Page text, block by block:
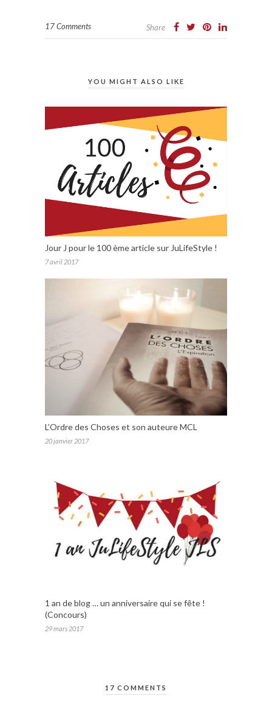
17 Comments Share
YOU MIGHT ALSO LIKE
Jour J pour le 100 ème article sur JuLifeStyle !
7 avril 2017
L’Ordre des Choses et son auteure MCL
20 janvier 2017
1 an de blog … un anniversaire qui se fête !
(Concours)
29 mars 2017
17 COMMENTS